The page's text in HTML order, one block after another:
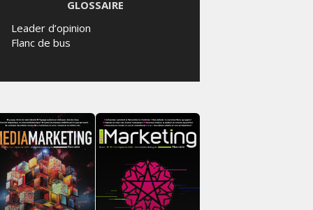
GLOSSAIRE
Leader d’opinion
Flanc de bus